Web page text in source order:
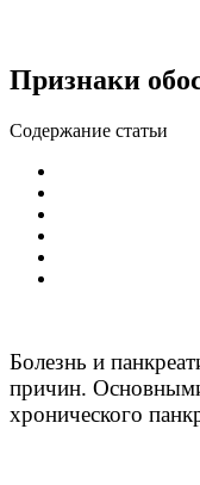
Признаки
Содержание статьи
Болезнь и
причин.
хронического